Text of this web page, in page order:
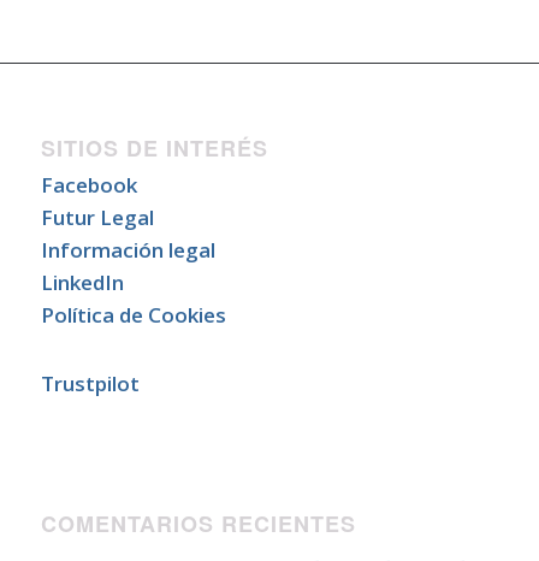
SITIOS DE INTERÉS
Facebook
Futur Legal
Información legal
LinkedIn
Política de Cookies
Trustpilot
COMENTARIOS RECIENTES